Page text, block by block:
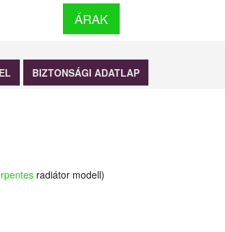
ÁRAK
BIZTONSÁGI ADATLAP
radiátor modell)